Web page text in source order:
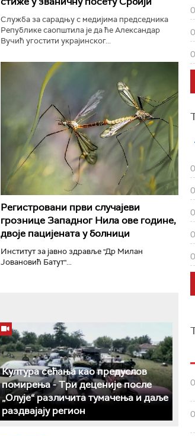
Служба за сарадњу с медијима председника
Републике саопштила је да ће Александар
Вучић угостити украјинског...
Регистровани први случајеви
грознице Западног Нила ове године,
двоје пацијената у болници
Институт за јавно здравље "Др Милан
Јовановић Батут"...
Култура сећања као предуслов
помирења ­- Три деценије после
„Олује“ различита тумачења и даље
раздвајају регион
РТС Класика РТС Коло РТС